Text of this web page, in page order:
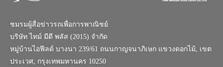
ชมรมผู้สื่อข่าวรถเพื่อการพาณิชย์
บริษัท ไทม์ มีดี พลัส (2015) จำกัด
หมู่บ้านไอฟีลด์ บางนา 239/61 ถนนกาญจนาภิเษก แขวงดอกไม้, เขต
ประเวศ, กรุงเทพมหานคร 10250